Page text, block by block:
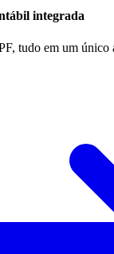
integrada
tudo em um único